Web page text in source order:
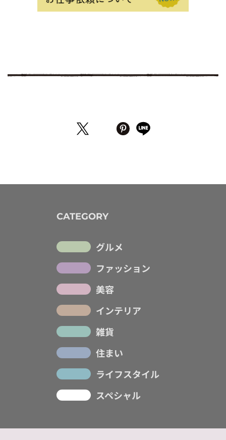
CATEGORY
グルメ
ファッション
美容
インテリア
雑貨
住まい
ライフスタイル
スペシャル